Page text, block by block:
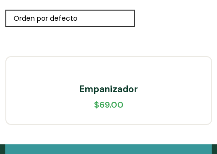
Empanizador
$69.00